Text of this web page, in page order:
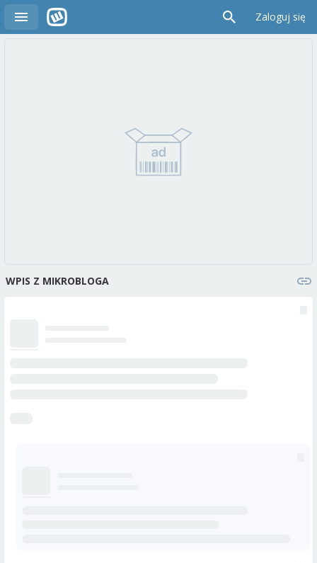
Zaloguj się
WPIS Z MIKROBLOGA